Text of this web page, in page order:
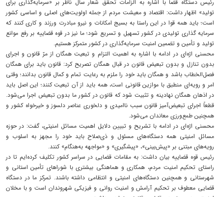
رئیس دستگاه قضا با اشاره به الزامات تحقق شعار سال ناظر بر «سرمایه‌گذاری برای
تولید» اظهار داشت: اقتصاد و معیشت مردم از جمله اولویت‌های اصلی و اساسی کشور
است؛ باید همه قوا در این راستا به بسیج امکانات و نیرو مبادرت ورزند و کاری کنند که
سرمایه گذاری تولیدی در کشور تسهیل و تسریع شود؛ ما نیز در قوه قضاییه بر رفع موانع
تولید و تأمین و تضمین امنیت سرمایه‌گذاری در کشور متمرکز هستیم.
محسنی اژه‌ای در ادامه با اشاره به اهمیت التزام و تبعیت همگان از مرّ قانون و اجرای
بدون تنازل و بدون تبعیض قانون در قبال همگان تصریح کرد: قانون باید برای همگان
فصل‌الخطاب باشد و همگان باید خود را ملزم به رعایت تمام و کمال قانون بدانند؛ وقتی
امر و رویه‌ای منطبق با موازین قانونی است، همه باید از آن تبعیت کنند؛ این اصل باید
در اذهان همگان نهادینه و تثبیت شود که قانون در کشور ما بدون تبعیض اجرا می‌شود.
قطعاً اجرای تبعیض‌آمیز قانون سبب ناامیدی و دلخوری عناصر دلسوز و خیرخواه کشور و
همچنین طمع‌ورزی معاندان می‌شود.
محسنی اژه‌ای در ادامه با تشریح و تبیین دلایل اهمیت مسائل امنیتی، گفت: در حوزه
مسائل امنیتی همه دستگاه‌های مسئول و ذی‌صلاح باید خود را مجهز به اسلوب و
رویه‌های مبتنی بر «پیش‌بینی»، «پیشگیری» و «مواجهه به‌هنگام» کنند.
رئیس قوه قضاییه بیان داشت: به مقامات قضایی در سراسر کشور تکلیف کرده‌ایم تا در
راستای تحکیم امنیت مردم، همکاری و هماهنگی بیشتری با شوراهای تأمین استانی و
شهرستانی و همچنین دستگاه‌های امنیتی و انتظامی داشته باشند. تمرکز ما در دستگاه
قضایی معطوف بر تحکیم آرامش و امنیت روانی و فیزیکی شهروندان است و با مخلان